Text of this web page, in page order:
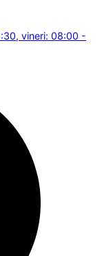
vineri: 08:00 -